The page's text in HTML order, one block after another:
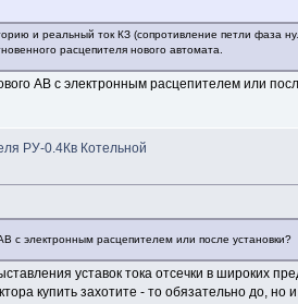
и реальный ток КЗ (сопротивление петли фаза
расцепителя нового автомата.
АВ с электронным расцепителем или
РУ-0.4Кв Котельной
с электронным расцепителем или после установки?
уставок тока отсечки в широких
купить захотите - то обязательно до,